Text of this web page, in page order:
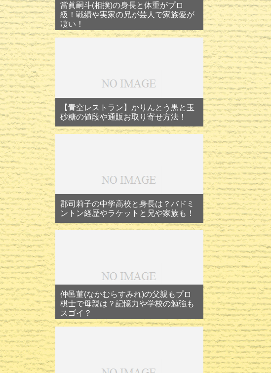
當眞嗣斗(相撲)の身長と体重がプロ
級！戦績や実家の兄が芸人で家族愛が
凄い！
【青空レストラン】かりんとう黒と玉
砂糖の値段や通販お取り寄せ方法！
郡司莉子の中学高校と身長は？バドミ
ントン経歴やラケットと兄や家族も！
仲邑菫(なかむらすみれ)の父親もプロ
棋士で母親は？記憶力や学校の勉強も
スゴイ？